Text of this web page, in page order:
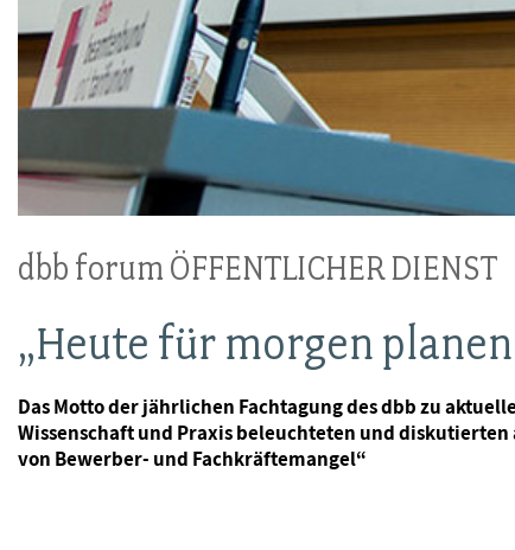
dbb forum ÖFFENTLICHER DIENST
„Heute für morgen
Das Motto der jährlichen Fachtagung des dbb zu
Wissenschaft und Praxis beleuchteten und
von Bewerber- und Fachkräftemangel“